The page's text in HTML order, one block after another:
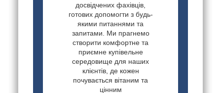
досвідчених фахівців,
готових допомогти з будь-
якими питаннями та
запитами. Ми прагнемо
створити комфортне та
приємне купівельне
середовище для наших
клієнтів, де кожен
почувається вітаним та
цінним